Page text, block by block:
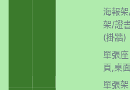
海報
架/證
(掛牆)
單張
頁,桌
單張